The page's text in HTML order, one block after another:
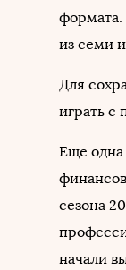
из семи
Для
играть с
Еще одна
сезона
начали